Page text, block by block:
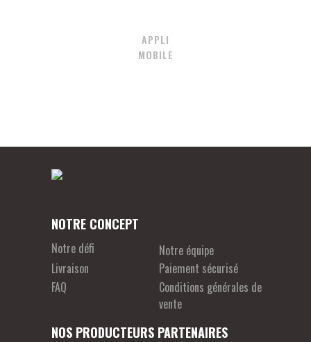
APPLI
MOBILE
NOTRE CONCEPT
Notre défi
Notre équipe
Livraison
Paiement sécurisé
FAQ
Conditions générales de
vente
NOS PRODUCTEURS PARTENAIRES